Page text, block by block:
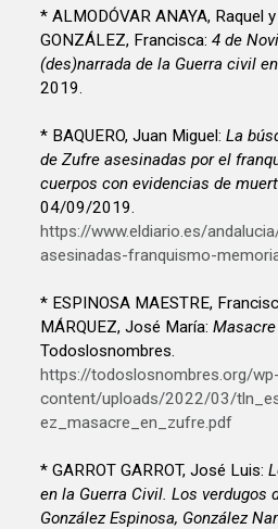
* ALMODÓVAR ANAYA, Raquel
GONZÁLEZ, Francisca:4 de
(des)narrada de la Guerra civil
2019.
* BAQUERO, Juan Miguel:La
de Zufre asesinadas por el
cuerpos con evidencias de
04/09/2019.
https://www.eldiario.es/
asesinadas-franquismo-
* ESPINOSA MAESTRE,
MÁRQUEZ, José María:
Todoslosnombres.
https://todoslosnombres.org/wp-
content/uploads/2022/03/
ez_masacre_en_zufre.pdf
* GARROT GARROT, José Luis:
en la Guerra Civil. Los verdugos
González Espinosa, González